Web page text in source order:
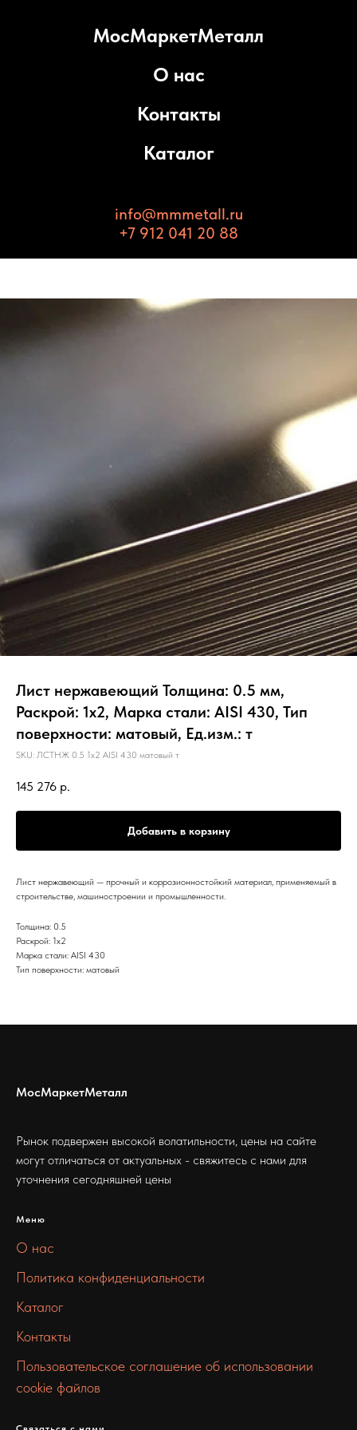
МосМаркетМеталл
О нас
Контакты
Каталог
info@mmmetall.ru
+7 912 041 20 88
Лист нержавеющий Толщина: 0.5 мм,
Раскрой: 1х2, Марка стали: AISI 430, Тип
поверхности: матовый, Ед.изм.: т
SKU: ЛСТНЖ 0.5 1х2 AISI 430 матовый т
145 276 р.
Добавить в корзину
Лист нержавеющий — прочный и коррозионностойкий материал, применяемый в
строительстве, машиностроении и промышленности.
Толщина: 0.5
Раскрой: 1х2
Марка стали: AISI 430
Тип поверхности: матовый
МосМаркетМеталл
Рынок подвержен высокой волатильности, цены на сайте
могут отличаться от актуальных - свяжитесь с нами для
уточнения сегодняшней цены
Меню
О нас
Политика конфиденциальности
Каталог
Контакты
Пользовательское соглашение об использовании
cookie файлов